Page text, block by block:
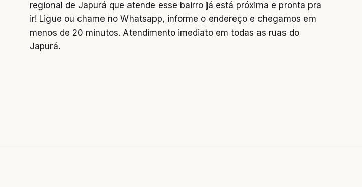
regional de Japurá que atende esse bairro já está próxima e pronta pra
ir! Ligue ou chame no Whatsapp, informe o endereço e chegamos em
menos de 20 minutos. Atendimento imediato em todas as ruas do
Japurá.